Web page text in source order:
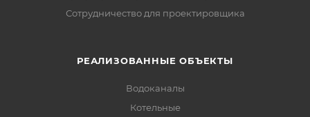
Сотрудничество для проектировщика
РЕАЛИЗОВАННЫЕ ОБЪЕКТЫ
Водоканалы
Котельные